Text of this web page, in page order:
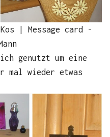
| Message card -
ich genutzt um eine
mal wieder etwas